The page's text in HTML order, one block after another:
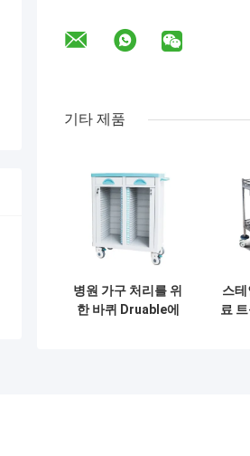
기타 제품
병원 가구 처리를 위
한 바퀴 Druable에
스테
료